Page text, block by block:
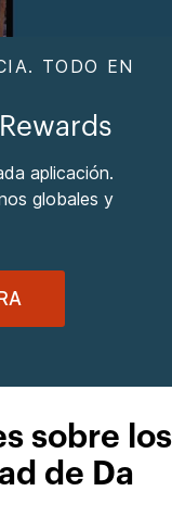
TODO EN
aplicación.
globales y
sobre los
de Da